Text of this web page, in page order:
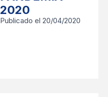
2020
Publicado el 20/04/2020